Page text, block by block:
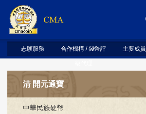
志願服務 合作機構 / 錢幣評 主要成員
清 開元通寶
中華民族硬幣